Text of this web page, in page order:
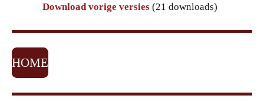
Download vorige versies (21 downloads)
HOME